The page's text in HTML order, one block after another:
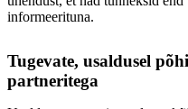
informeerituna.
Tugevate, usaldusel
partneritega